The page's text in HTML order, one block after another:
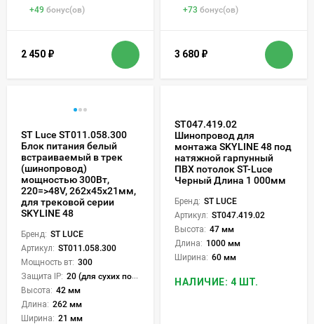
+49 бонус(ов)
2 450 ₽
+73 бонус(ов)
3 680 ₽
ST Luce ST011.058.300
Блок питания белый
встраиваемый в трек
(шинопровод)
мощностью 300Вт,
220=>48V, 262x45x21мм,
для трековой серии
SKYLINE 48
Бренд: ST LUCE
Артикул: ST011.058.300
Мощность вт: 300
Защита IP: 20 (для сухих пом.)
Высота: 42 мм
Длина: 262 мм
Ширина: 21 мм
ST047.419.02
Шинопровод для
монтажа SKYLINE 48 под
натяжной гарпунный
ПВХ потолок ST-Luce
Черный Длина 1 000мм
Бренд: ST LUCE
Артикул: ST047.419.02
Высота: 47 мм
Длина: 1000 мм
Ширина: 60 мм
НАЛИЧИЕ: 4 ШТ.